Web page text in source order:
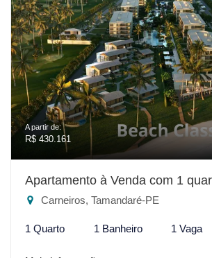
A partir de:
R$ 430.161
Apartamento à Venda com 1
Carneiros, Tamandaré-PE
1 Quarto 1 Banheiro 1 Vaga